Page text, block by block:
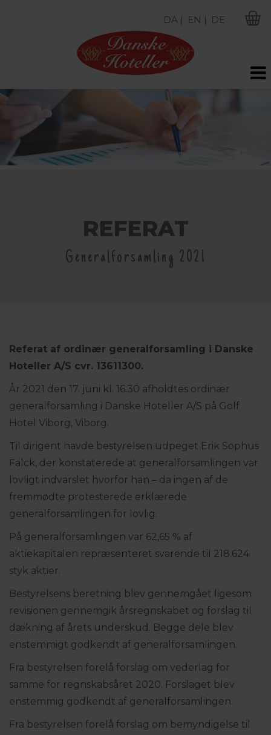
DA | EN | DE
REFERAT
Generalforsamling 2021
Referat af ordinær generalforsamling i Danske
Hoteller A/S cvr. 13611300.
År 2021 den 17. juni kl. 16.30 afholdtes ordinær
generalforsamling i Danske Hoteller A/S på Golf
Hotel Viborg, Viborg.
Til dirigent havde bestyrelsen udpeget Erik Sophus
Falck, der konstaterede at generalforsamlingen var
lovligt indvarslet hvorfor han – da ingen af de
fremmødte protesterede erklærede
generalforsamlingen for lovlig.
På generalforsamlingen var 62,65 % af
aktiekapitalen repræsenteret svarende til 218.624
styk aktier.
Bestyrelsens beretning blev gennemgået ligesom
revisionen gennemgik årsregnskabet og forslag til
dækning af årets underskud. Begge dele blev
enstemmigt godkendt af generalforsamlingen.
Fra bestyrelsen forelå forslag om vederlag for
samme for regnskabsåret 2020. Forslaget blev
enstemmig godkendt af generalforsamlingen.
Fra bestyrelsen forelå forslag om bemyndigelse til